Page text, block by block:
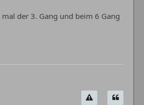
der 3. Gang und beim 6 Gang